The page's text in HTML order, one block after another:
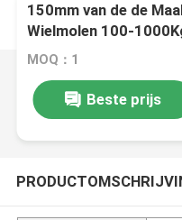
150mm van de de
Wielmolen 100-
Molenmachine
MOQ：1
Beste prijs